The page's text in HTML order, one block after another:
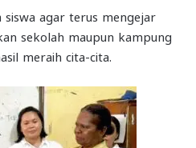
agar terus mengejar
sekolah maupun kampung
meraih cita-cita.